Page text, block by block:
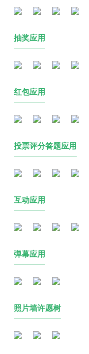
抽奖应用
红包应用
投票评分答题应用
互动应用
弹幕应用
照片墙许愿树